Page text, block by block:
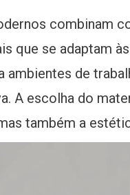
combinam
que se adaptam
ambientes de
A escolha do
também a